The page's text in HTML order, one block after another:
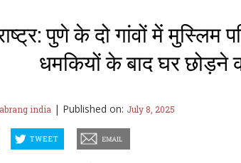
पुणे के दो गांवों में मुस्लिम
धमकियों के बाद घर छोड़ने
india | Published on: July 8, 2025